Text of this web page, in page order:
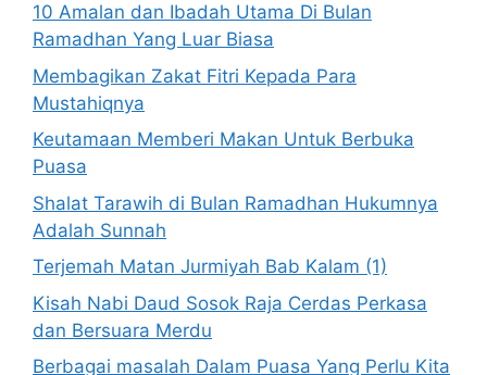
10 Amalan dan Ibadah Utama Di Bulan
Ramadhan Yang Luar Biasa
Membagikan Zakat Fitri Kepada Para
Mustahiqnya
Keutamaan Memberi Makan Untuk Berbuka
Puasa
Shalat Tarawih di Bulan Ramadhan Hukumnya
Adalah Sunnah
Terjemah Matan Jurmiyah Bab Kalam (1)
Kisah Nabi Daud Sosok Raja Cerdas Perkasa
dan Bersuara Merdu
Berbagai masalah Dalam Puasa Yang Perlu Kita